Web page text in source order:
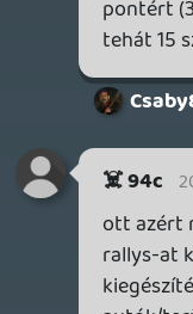
meg
Lavitz
annyit lehet
premierbe
évvel később a
☠️ 94c
☠️ 94c